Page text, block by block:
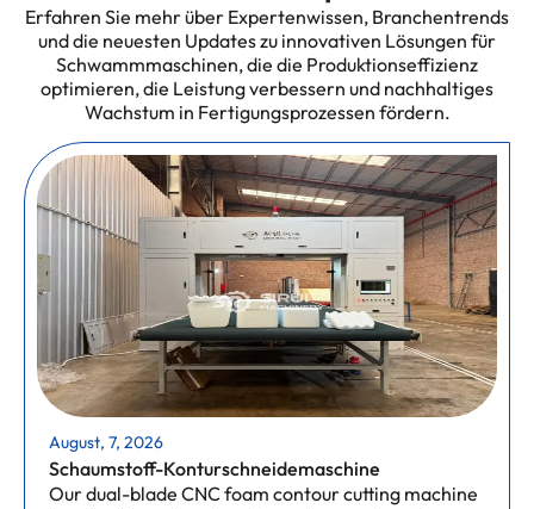
Erfahren Sie mehr über Expertenwissen, Branchentrends
und die neuesten Updates zu innovativen Lösungen für
Schwammmaschinen, die die Produktionseffizienz
optimieren, die Leistung verbessern und nachhaltiges
Wachstum in Fertigungsprozessen fördern.
August, 7, 2026
Schaumstoff-Konturschneidemaschine
Our dual-blade CNC foam contour cutting machine